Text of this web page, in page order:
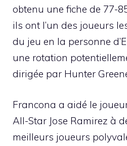
obtenu une fiche de 77-
ils ont l’un des joueurs
du jeu en la personne
une rotation
dirigée par Hunter
Francona a aidé le
All-Star Jose Ramirez à
meilleurs joueurs